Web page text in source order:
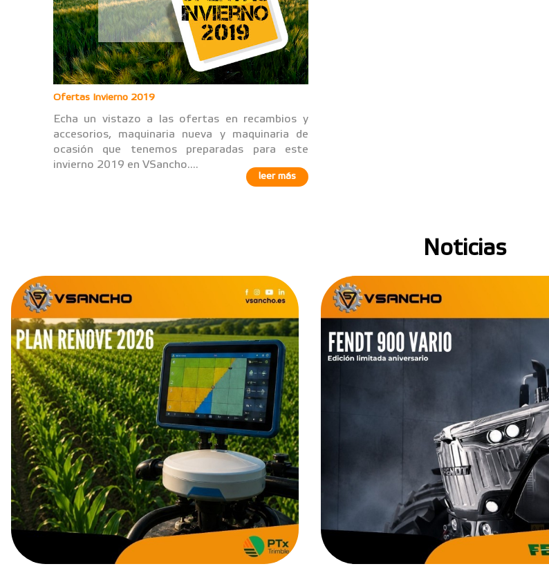
Ofertas Invierno 2019
Echa un vistazo a las ofertas en recambios y
accesorios, maquinaria nueva y maquinaria de
ocasión que tenemos preparadas para este
invierno 2019 en VSancho....
leer más
Noticias